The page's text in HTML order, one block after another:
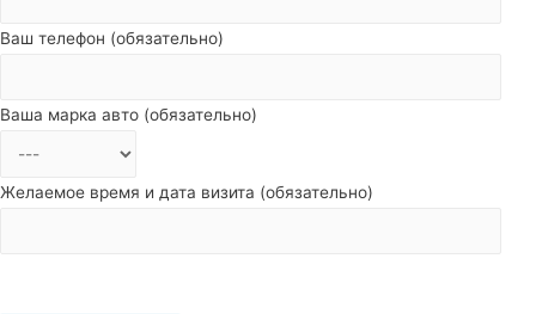
Ваш телефон (обязательно)
Ваша марка авто (обязательно)
Желаемое время и дата визита (обязательно)